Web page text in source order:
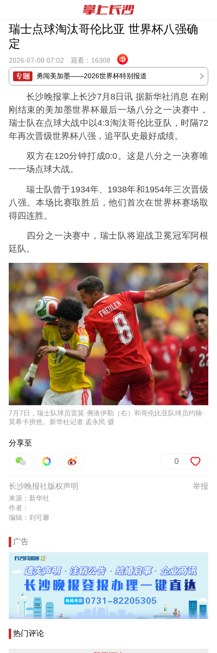
瑞士点球淘汰哥伦比亚 世界杯八强确
定
2026-07-08 07:02 观看： 16308
勇闯美加墨——2026世界杯特别报道
长沙晚报掌上长沙7月8日讯 据新华社消息 在刚
刚结束的美加墨世界杯最后一场八分之一决赛中，
瑞士队在点球大战中以4:3淘汰哥伦比亚队，时隔72
年再次晋级世界杯八强，追平队史最好成绩。
双方在120分钟打成0:0。这是八分之一决赛唯
一一场点球大战。
瑞士队曾于1934年、1938年和1954年三次晋级
八强。本场比赛取胜后，他们首次在世界杯赛场取
得四连胜。
四分之一决赛中，瑞士队将迎战卫冕冠军阿根
廷队。
7月7日，瑞士队球员雷莫·弗洛伊勒（右）和哥伦比亚队球员约翰·
莫希卡拼抢。新华社记者 孟永民 摄
分享至
0
举报
长沙晚报社版权声明
来源：新华社
作者：
编辑：刘可馨
广告
热门评论